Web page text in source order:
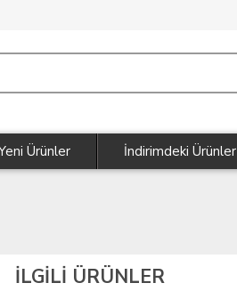
Ürünler İndirimdeki Ürünler
İLGİLİ ÜRÜNLER